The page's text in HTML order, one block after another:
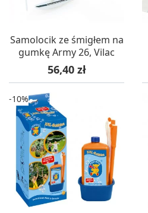
Samolocik ze śmigłem na
gumkę Army 26, Vilac
Cena
56,40 zł
-10%